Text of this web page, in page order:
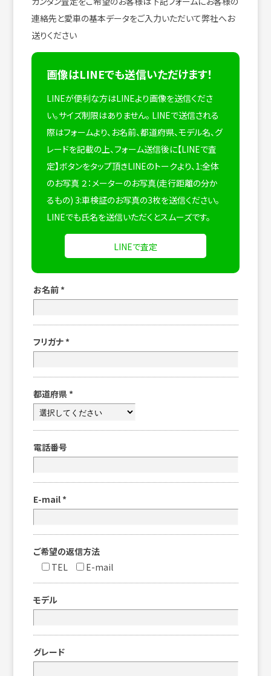
連絡先と愛車の基本データをご入力いただいて弊社へお
送りください
画像はLINEでも送信いただけます！
LINEが便利な方はLINEより画像を送信くださ
い。サイズ制限はありません。 LINEで送信される
際はフォームより、お名前、都道府県、モデル名、グ
レードを記載の上、フォーム送信後に【LINEで査
定】ボタンをタップ頂きLINEのトークより、1:全体
のお写真 ２：メーターのお写真(走行距離の分か
るもの) 3:車検証のお写真の3枚を送信ください。
LINEでも氏名を送信いただくとスムーズです。
LINEで査定
お名前 *
フリガナ *
都道府県 *
電話番号
E-mail *
ご希望の返信方法
TEL
E-mail
モデル
グレード